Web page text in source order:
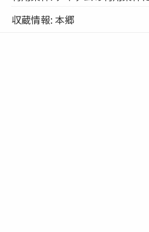
収蔵情報: 本郷